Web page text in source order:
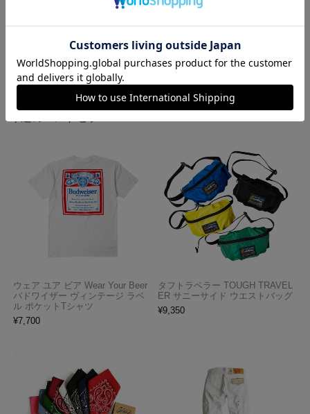
プロクラブ PRO CLUB ヘビーウ
ェイト コットン 半袖 クルーネッ
ク Tシャツ
¥1,990
ロサンゼルスアパレル LOS ANGE
LES APPAREL 18412GD 18/1 シ
ョートスリーブ ポロTシャツ
¥6,990
ウェア ユア ビア Wear Your Beer
バドワイザー ヴィンテージ ラベ
ル ポケットTシャツ
¥7,700
タフトラベラー TOUGH TRAVEL
ER サニーサイド ウエストバッグ
¥9,350